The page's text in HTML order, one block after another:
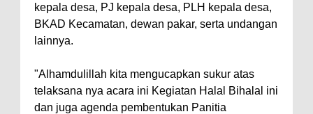
kepala desa, PJ kepala desa, PLH kepala desa,
BKAD Kecamatan, dewan pakar, serta undangan
lainnya.
"Alhamdulillah kita mengucapkan sukur atas
telaksana nya acara ini Kegiatan Halal Bihalal ini
dan juga agenda pembentukan Panitia